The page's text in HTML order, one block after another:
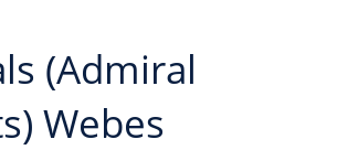
(Admiral
Webes